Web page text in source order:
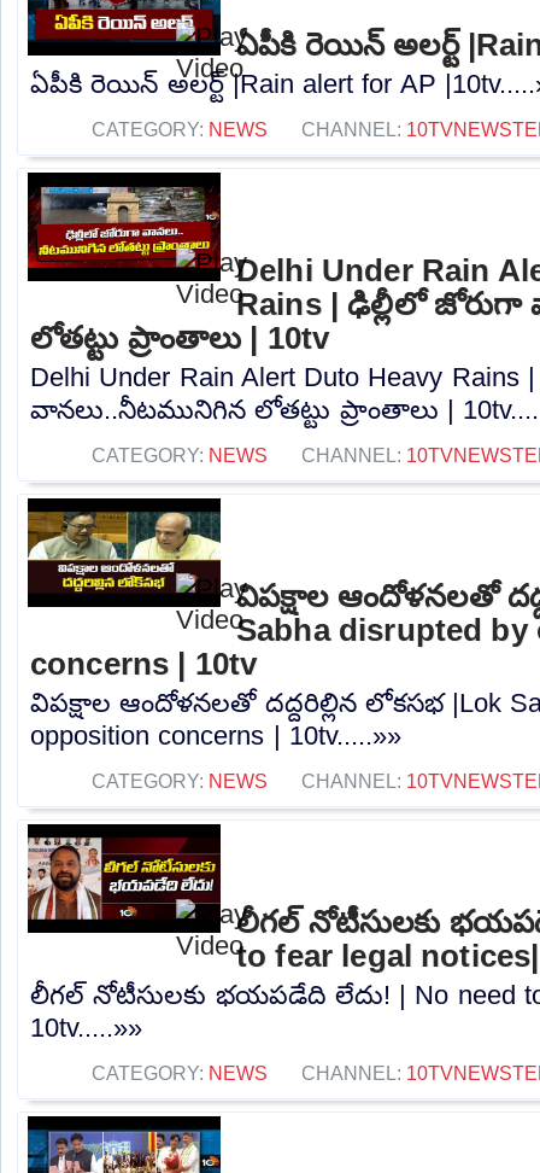
ఏపీకి రెయిన్ అలర్ట్
ఏపీకి రెయిన్ అలర్ట్ |Rain alert for AP
CATEGORY: NEWS CHANNEL:
Delhi Under Rain
Rains | ఢిల్లీలో
లోతట్టు ప్రాంతాలు | 10tv
Delhi Under Rain Alert Duto Heavy
వానలు..నీటమునిగిన లోతట్టు ప్రాంతాలు |
CATEGORY: NEWS CHANNEL:
విపక్షాల ఆందోళనలతో
Sabha disrupted
concerns | 10tv
విపక్షాల ఆందోళనలతో దద్దరిల్లిన లోకసభ |Lok
opposition concerns | 10tv.....»»
CATEGORY: NEWS CHANNEL:
లీగల్ నోటీసులకు
to fear legal
లీగల్ నోటీసులకు భయపడేది లేదు! | No need to
10tv.....»»
CATEGORY: NEWS CHANNEL: